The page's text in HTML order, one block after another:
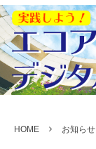
HOME お知らせ